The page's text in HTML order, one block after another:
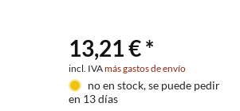
13,21 € *
incl. IVAmás gastos de envío
no en stock, se puede pedir
en 13 días